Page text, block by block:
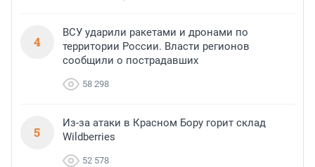
4
ВСУ ударили ракетами и дронами по
территории России. Власти регионов
сообщили о пострадавших
58 298
5
Из-за атаки в Красном Бору горит склад
Wildberries
52 578